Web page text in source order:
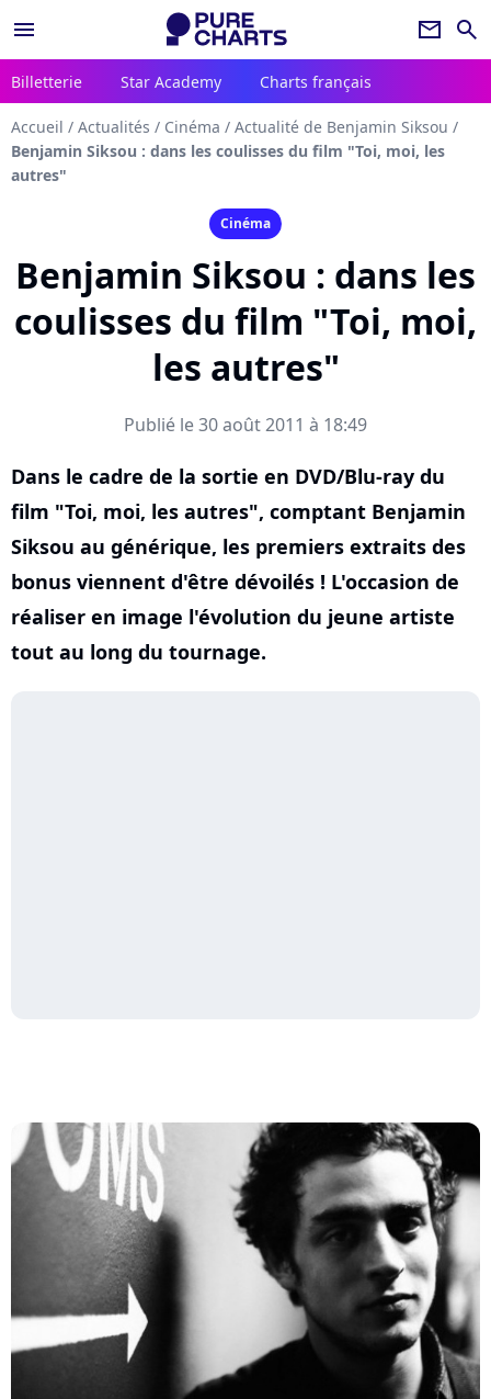
menu newsletter search
Billetterie Star Academy Charts français
Accueil / Actualités / Cinéma / Actualité de Benjamin Siksou /
Benjamin Siksou : dans les coulisses du film "Toi, moi, les
autres"
Cinéma
Benjamin Siksou : dans les
coulisses du film "Toi, moi,
les autres"
Publié le 30 août 2011 à 18:49
Dans le cadre de la sortie en DVD/Blu-ray du
film "Toi, moi, les autres", comptant Benjamin
Siksou au générique, les premiers extraits des
bonus viennent d'être dévoilés ! L'occasion de
réaliser en image l'évolution du jeune artiste
tout au long du tournage.